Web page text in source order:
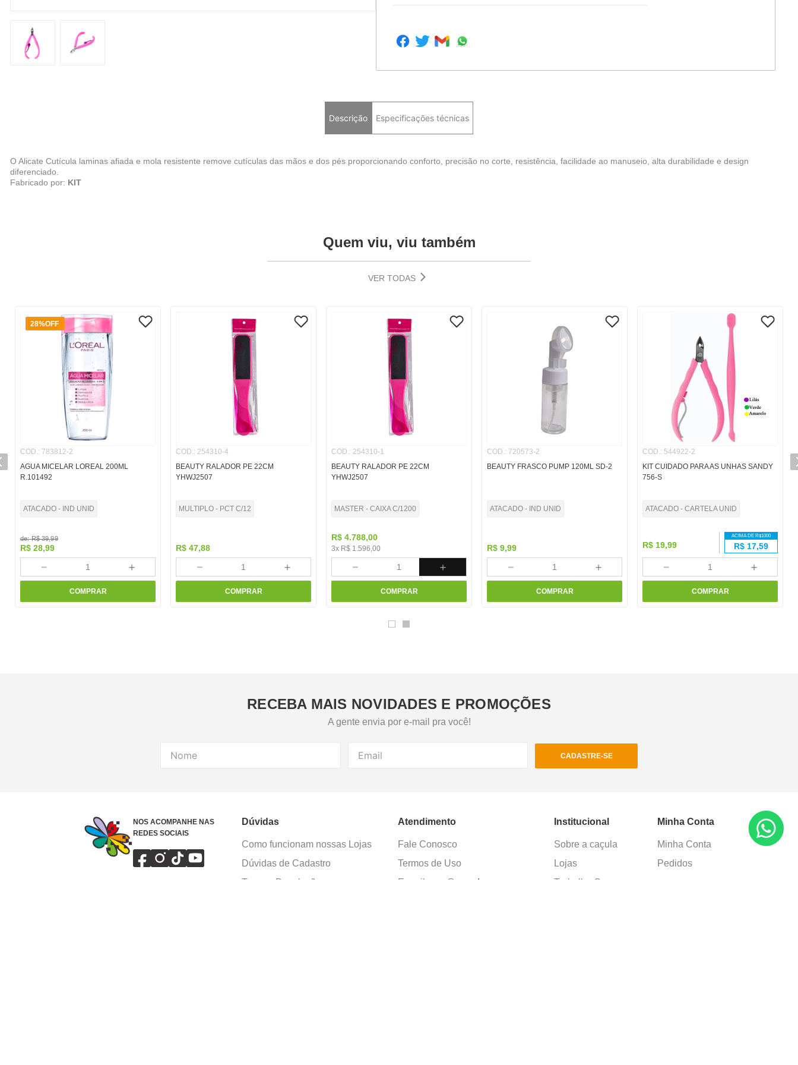
Descrição Especificações técnicas
O Alicate Cutícula laminas afiada e mola resistente remove cutículas das mãos e dos pés proporcionando conforto, precisão no corte, resistência, facilidade ao manuseio, alta durabilidade e design
diferenciado.
Fabricado por: KIT
Quem viu, viu também
VER TODAS
28%OFF
COD.: 783812-2
AGUA MICELAR LOREAL 200ML
R.101492
ATACADO - IND UNID
de:R$ 39,99
R$ 28,99
＋
－
COMPRAR
COD.: 254310-4
BEAUTY RALADOR PE 22CM
YHWJ2507
MULTIPLO - PCT C/12
R$ 47,88
＋
－
COMPRAR
COD.: 254310-1
BEAUTY RALADOR PE 22CM
YHWJ2507
MASTER - CAIXA C/1200
R$ 4.788,00
3x R$ 1.596,00
＋
－
COMPRAR
COD.: 720573-2
BEAUTY FRASCO PUMP 120ML SD-2
ATACADO - IND UNID
R$ 9,99
＋
－
COMPRAR
COD.: 544922-2
KIT CUIDADO PARA AS UNHAS SANDY
756-S
ATACADO - CARTELA UNID
R$ 19,99
ACIMA DE R$1000
R$ 17,59
＋
－
COMPRAR
RECEBA MAIS NOVIDADES E PROMOÇÕES
A gente envia por e-mail pra você!
CADASTRE-SE
NOS ACOMPANHE NAS
REDES SOCIAIS
Dúvidas
Como funcionam nossas Lojas
Dúvidas de Cadastro
Troca e Devolução
Atendimento
Fale Conosco
Termos de Uso
E-mail:
sac@cacula
Institucional
Sobre a caçula
Lojas
Trabalhe Conosco
Minha Conta
Minha Conta
Pedidos